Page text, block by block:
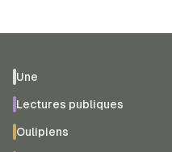
Une
Lectures publiques
Oulipiens